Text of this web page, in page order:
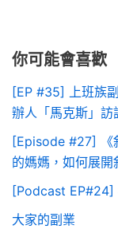
你可能會喜歡
[EP #35] 上班族
辦人「馬克斯」訪
[Episode #27] 《
的媽媽，如何展開
[Podcast EP#24]
大家的副業